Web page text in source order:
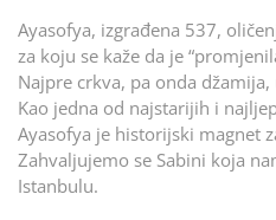
Ayasofya, izgrađena 537,
za koju se kaže da je
Najpre crkva, pa onda
Kao jedna od najstarijih i
Ayasofya je historijski magnet
Zahvaljujemo se Sabini koja
Istanbulu.